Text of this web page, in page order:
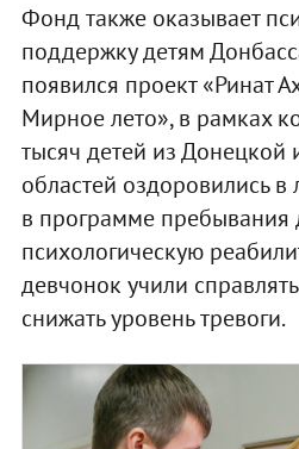
Фонд также оказывает
поддержку детям
появился проект «Ринат
Мирное лето», в рамках
тысяч детей из Донецкой
областей оздоровились в
в программе пребывания
психологическую
девчонок учили
снижать уровень тревоги.